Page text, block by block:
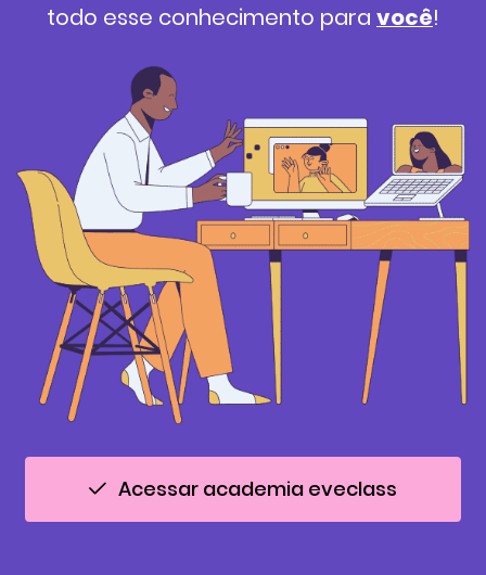
todo esse conhecimento para você!
Acessar academia eveclass